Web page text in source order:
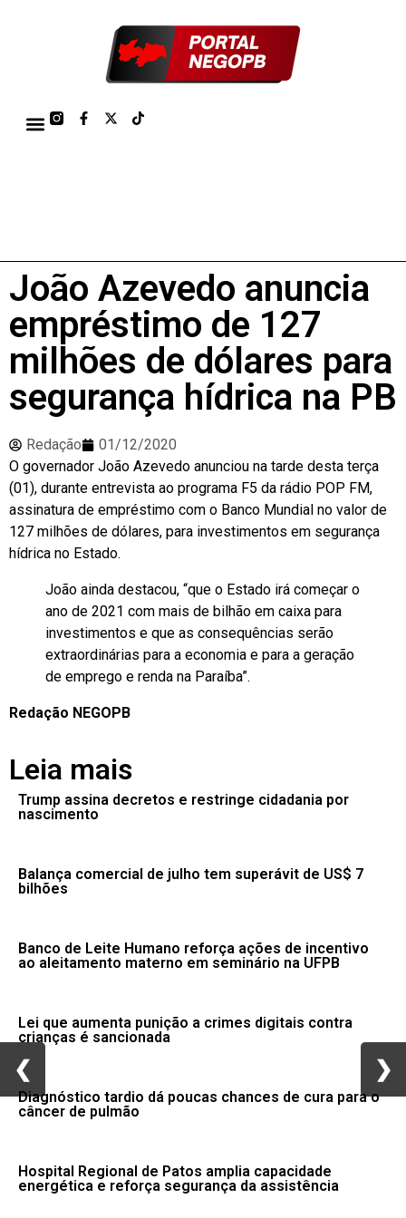
João Azevedo anuncia
empréstimo de 127
milhões de dólares para
segurança hídrica na PB
Redação
01/12/2020
O governador João Azevedo anunciou na tarde desta terça
(01), durante entrevista ao programa F5 da rádio POP FM,
assinatura de empréstimo com o Banco Mundial no valor de
127 milhões de dólares, para investimentos em segurança
hídrica no Estado.
João ainda destacou, “que o Estado irá começar o
ano de 2021 com mais de bilhão em caixa para
investimentos e que as consequências serão
extraordinárias para a economia e para a geração
de emprego e renda na Paraíba”.
Redação NEGOPB
Leia mais
Trump assina decretos e restringe cidadania por
nascimento
Balança comercial de julho tem superávit de US$ 7
bilhões
Banco de Leite Humano reforça ações de incentivo
ao aleitamento materno em seminário na UFPB
Lei que aumenta punição a crimes digitais contra
crianças é sancionada
Diagnóstico tardio dá poucas chances de cura para o
câncer de pulmão
Hospital Regional de Patos amplia capacidade
energética e reforça segurança da assistência
❮ ❯
❮ ❯